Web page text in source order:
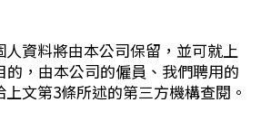
資料將由本公司保留，並可就上
的，由本公司的僱員、我們聘用的
文第3條所述的第三方機構查閱。